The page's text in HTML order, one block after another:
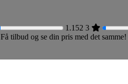
1.152 3
tilbud og se din pris med det samme!